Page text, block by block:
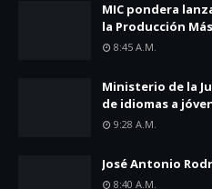
MIC pondera
la Producción
8:45 A.m.
Ministerio de la
de idiomas a
9:28 A.m.
José Antonio
8:40 A.m.